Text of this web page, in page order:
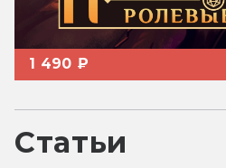
1 490 ₽
Статьи